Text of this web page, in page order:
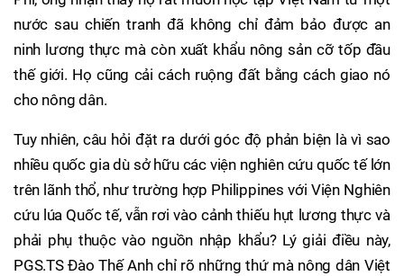
nước sau chiến tranh đã không chỉ đảm bảo được an
ninh lương thực mà còn xuất khẩu nông sản cỡ tốp đầu
thế giới. Họ cũng cải cách ruộng đất bằng cách giao nó
cho nông dân.
Tuy nhiên, câu hỏi đặt ra dưới góc độ phản biện là vì sao
nhiều quốc gia dù sở hữu các viện nghiên cứu quốc tế lớn
trên lãnh thổ, như trường hợp Philippines với Viện Nghiên
cứu lúa Quốc tế, vẫn rơi vào cảnh thiếu hụt lương thực và
phải phụ thuộc vào nguồn nhập khẩu? Lý giải điều này,
PGS.TS Đào Thế Anh chỉ rõ những thứ mà nông dân Việt